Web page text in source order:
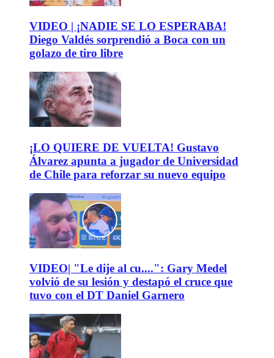
VIDEO | ¡NADIE SE LO ESPERABA!
Diego Valdés sorprendió a Boca con un
golazo de tiro libre
¡LO QUIERE DE VUELTA! Gustavo
Álvarez apunta a jugador de Universidad
de Chile para reforzar su nuevo equipo
VIDEO| "Le dije al cu....": Gary Medel
volvió de su lesión y destapó el cruce que
tuvo con el DT Daniel Garnero